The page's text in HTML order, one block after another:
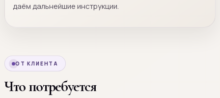
даём дальнейшие инструкции.
ОТ КЛИЕНТА
Что потребуется